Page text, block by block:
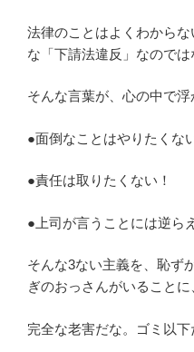
法律のことはよくわから
な「下請法違反」なのでは
そんな言葉が、心の中で浮
●面倒なことはやりたくな
●責任は取りたくない！
●上司が言うことには逆ら
そんな3ない主義を、恥ず
ぎのおっさんがいることに
完全な老害だな。ゴミ以下